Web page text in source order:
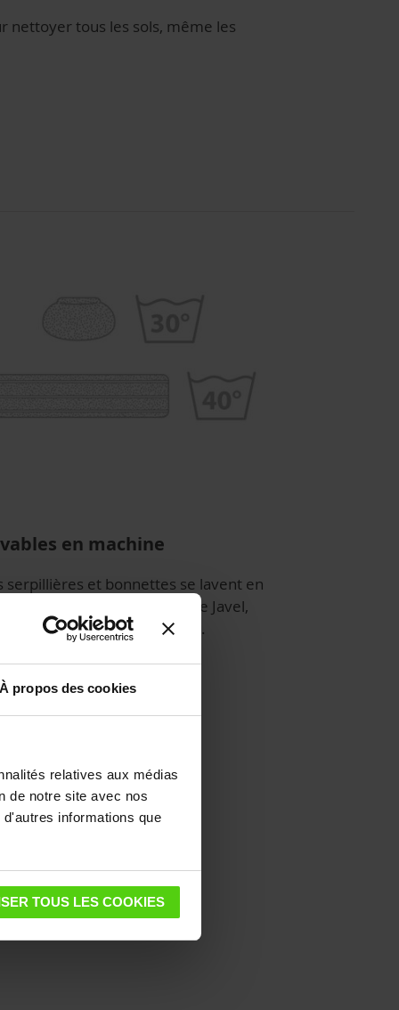
À propos des cookies
relatives aux médias
de notre site avec nos
informations que
TOUS LES COOKIES
nettoyer tous les sols, même les
en machine
serpillières et bonnettes se lavent en
Ne pas utiliser d'eau de Javel,
fer à repasser ou sèche-linge.